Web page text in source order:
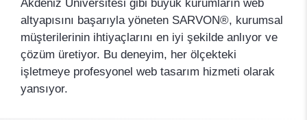
Akdeniz Üniversitesi gibi büyük kurumların web
altyapısını başarıyla yöneten SARVON®, kurumsal
müşterilerinin ihtiyaçlarını en iyi şekilde anlıyor ve
çözüm üretiyor. Bu deneyim, her ölçekteki
işletmeye profesyonel web tasarım hizmeti olarak
yansıyor.